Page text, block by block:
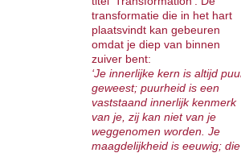
transformatie die in het hart
plaatsvindt kan gebeuren
omdat je diep van binnen
zuiver bent:
‘Je innerlijke kern is altijd
geweest; puurheid is een
vaststaand innerlijk kenmerk
van je, zij kan niet van je
weggenomen worden. Je
maagdelijkheid is eeuwig; die